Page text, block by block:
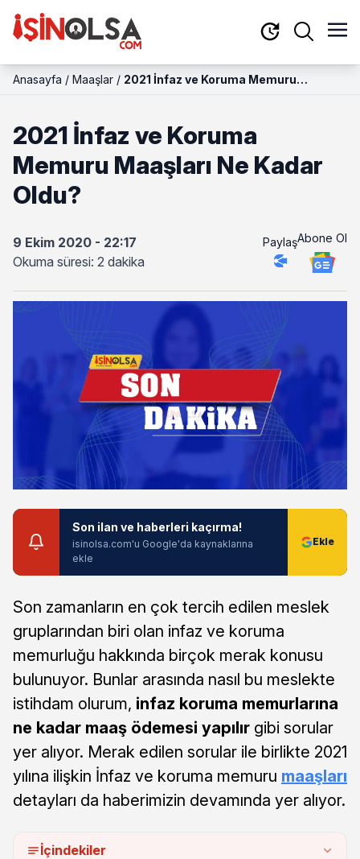
Anasayfa / Maaşlar / 2021 İnfaz ve Koruma Memuru
2021 İnfaz ve Koruma
Memuru Maaşları Ne Kadar
Oldu?
9 Ekim 2020 - 22:17
Okuma süresi: 2 dakika
PaylaşAbone Ol
Son ilan ve haberleri kaçırma!
isinolsa.com'u Google'da kaynaklarına
ekle
Son zamanların en çok tercih edilen meslek
gruplarından biri olan infaz ve koruma
memurluğu hakkında birçok merak konusu
bulunuyor. Bunlar arasında nasıl bu meslekte
istihdam olurum, infaz koruma memurlarına
ne kadar maaş ödemesi yapılır gibi sorular
yer alıyor. Merak edilen sorular ile birlikte 2021
yılına ilişkin İnfaz ve koruma memuru maaşları
detayları da haberimizin devamında yer alıyor.
İçindekiler